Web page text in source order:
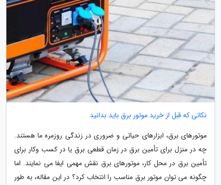
نکاتی که قبل از خرید موتور برق باید بدانید
موتورهای برق، ابزارهای حیاتی و ضروری در زندگی روزمره ما هستند.
چه در منزل برای تأمین برق در زمان قطعی برق یا در کسب وکار برای
تأمین برق در محل کار، موتورهای برق نقش مهمی ایفا می نمایند. اما
چگونه می توان موتور برق مناسب را انتخاب کرد؟ در این مقاله، به طور